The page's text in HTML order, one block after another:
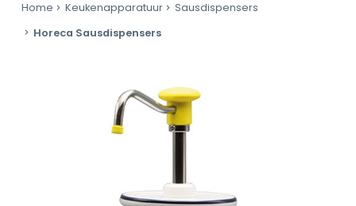
Home Keukenapparatuur
Sausdispensers
Horeca Sausdispensers